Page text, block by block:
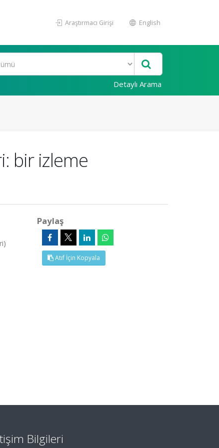
Araştırmacı Girişi English
Detaylı Arama
bir izleme
Paylaş
Atıf İçin Kopyala
Bilgileri